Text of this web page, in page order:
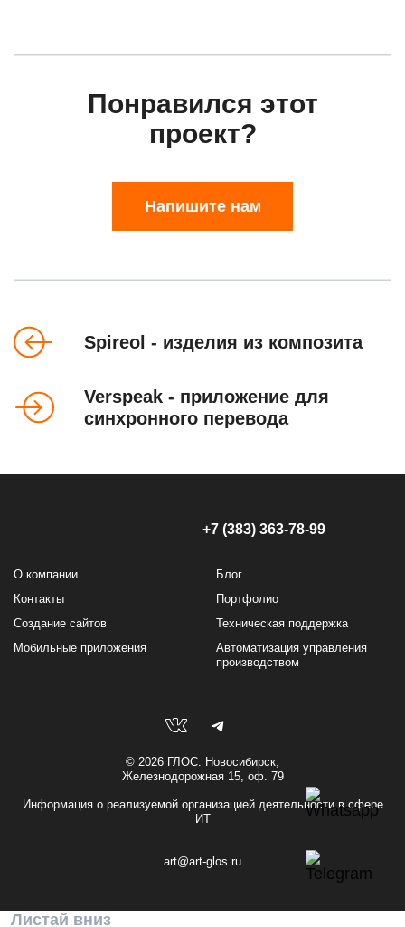
Понравился этот
проект?
Напишите нам
Spireol - изделия из композита
Verspeak - приложение для
синхронного перевода
+7 (383) 363-78-99
О компании
Контакты
Блог
Портфолио
Создание сайтов
Мобильные приложения
Техническая поддержка
Автоматизация управления
производством
© 2026 ГЛОС. Новосибирск,
Железнодорожная 15, оф. 79
Информация о реализуемой организацией деятельности в сфере
ИТ
art@art-glos.ru
Листай вниз